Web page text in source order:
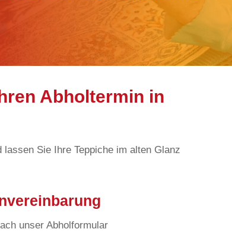
Abholtermin in
Sie Ihre Teppiche im alten Glanz
unser Abholformular